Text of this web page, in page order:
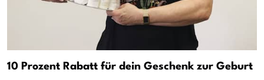
10 Prozent Rabatt für dein Geschenk zur Geburt